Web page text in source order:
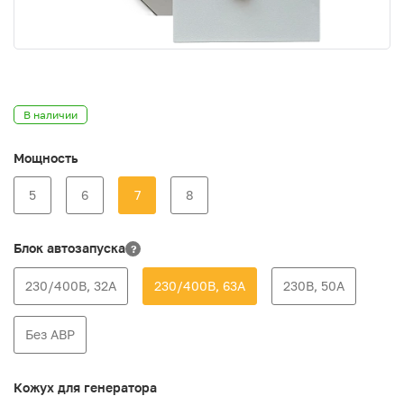
В наличии
Мощность
5 6 7 8
Блок автозапуска ?
230/400В, 32А 230/400В, 63А 230В, 50А
Без АВР
Кожух для генератора